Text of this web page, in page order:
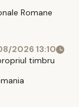
Romane
2026 13:10
timbru